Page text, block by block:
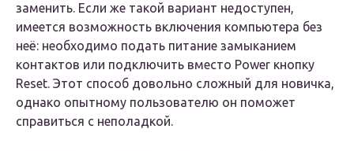
заменить. Если же такой вариант недоступен,
имеется возможность включения компьютера без
неё: необходимо подать питание замыканием
контактов или подключить вместо Power кнопку
Reset. Этот способ довольно сложный для новичка,
однако опытному пользователю он поможет
справиться с неполадкой.